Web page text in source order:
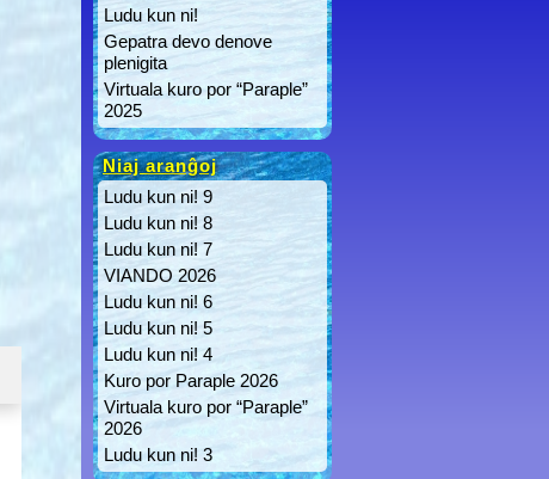
Ludu kun ni!
Gepatra devo denove
plenigita
Virtuala kuro por “Paraple”
2025
Niaj aranĝoj
Ludu kun ni! 9
Ludu kun ni! 8
Ludu kun ni! 7
VIANDO 2026
Ludu kun ni! 6
Ludu kun ni! 5
Ludu kun ni! 4
Kuro por Paraple 2026
Virtuala kuro por “Paraple”
2026
Ludu kun ni! 3